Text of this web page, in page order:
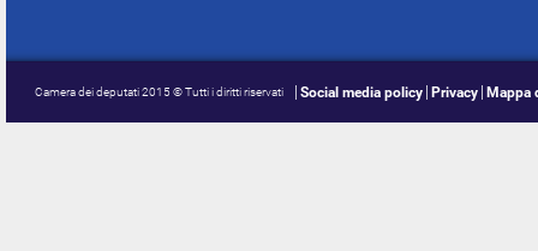
Camera dei deputati 2015 © Tutti i diritti riservati Social media policy Privacy Mappa